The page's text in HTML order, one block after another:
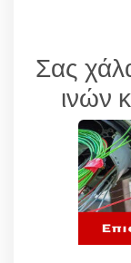
Σας
ινών